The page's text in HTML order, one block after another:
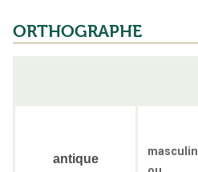
ORTHOGRAPHE
antique
masculin